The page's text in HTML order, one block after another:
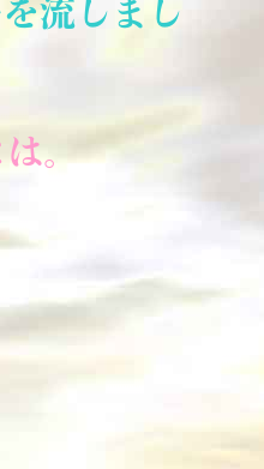
流しまし
。